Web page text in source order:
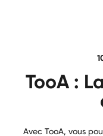
TooA :
Avec TooA, vous